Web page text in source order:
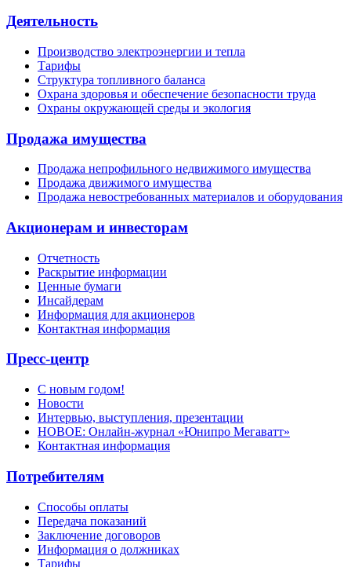
Деятельность
Производство электроэнергии и тепла
Тарифы
Структура топливного баланса
Охрана здоровья и обеспечение безопасности труда
Охраны окружающей среды и экология
Продажа имущества
Продажа непрофильного недвижимого имущества
Продажа движимого имущества
Продажа невостребованных материалов и оборудования
Акционерам и инвесторам
Отчетность
Раскрытие информации
Ценные бумаги
Инсайдерам
Информация для акционеров
Контактная информация
Пресс-центр
С новым годом!
Новости
Интервью, выступления, презентации
НОВОЕ: Онлайн-журнал «Юнипро Мегаватт»
Контактная информация
Потребителям
Способы оплаты
Передача показаний
Заключение договоров
Информация о должниках
Тарифы